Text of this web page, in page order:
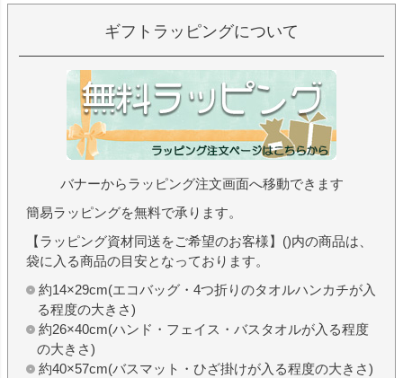
ギフトラッピングについて
バナーからラッピング注文画面へ移動できます
簡易ラッピングを無料で承ります。
【ラッピング資材同送をご希望のお客様】()内の商品は、
袋に入る商品の目安となっております。
約14×29cm(エコバッグ・4つ折りのタオルハンカチが入
る程度の大きさ)
約26×40cm(ハンド・フェイス・バスタオルが入る程度
の大きさ)
約40×57cm(バスマット・ひざ掛けが入る程度の大きさ)